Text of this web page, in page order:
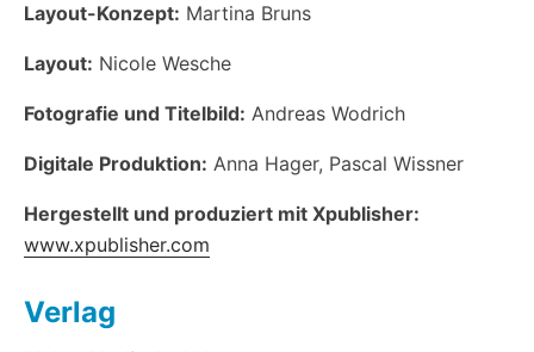
Layout-Konzept: Martina Bruns
Layout: Nicole Wesche
Fotografie und Titelbild: Andreas Wodrich
Digitale Produktion: Anna Hager, Pascal Wissner
Hergestellt und produziert mit Xpublisher:
www.xpublisher.com
Verlag